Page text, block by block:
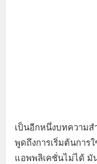
เป็นอีกหนึ่งบทความส
พูดถึงการเริ่มต้นการ
แอพพลิเคชั่นไม่ได้ มั